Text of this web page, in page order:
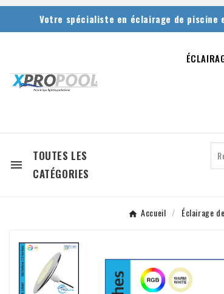
Votre spécialiste en éclairage de piscine

TOUTES LES
CATÉGORIES
Accueil Éclairage